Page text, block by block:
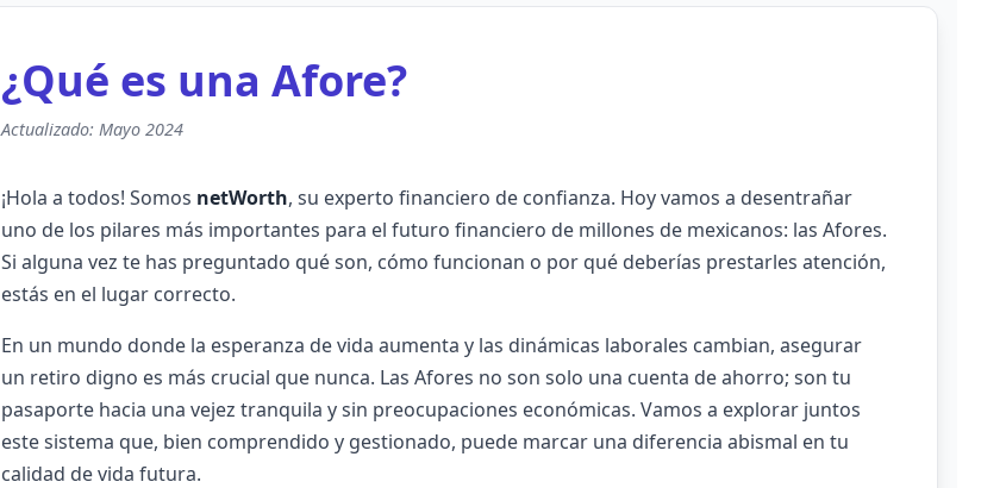
¿Qué es una Afore?
Actualizado: Mayo 2024
¡Hola a todos! Somos netWorth, su experto financiero de confianza. Hoy vamos a desentrañar
uno de los pilares más importantes para el futuro financiero de millones de mexicanos: las Afores.
Si alguna vez te has preguntado qué son, cómo funcionan o por qué deberías prestarles atención,
estás en el lugar correcto.
En un mundo donde la esperanza de vida aumenta y las dinámicas laborales cambian, asegurar
un retiro digno es más crucial que nunca. Las Afores no son solo una cuenta de ahorro; son tu
pasaporte hacia una vejez tranquila y sin preocupaciones económicas. Vamos a explorar juntos
este sistema que, bien comprendido y gestionado, puede marcar una diferencia abismal en tu
calidad de vida futura.